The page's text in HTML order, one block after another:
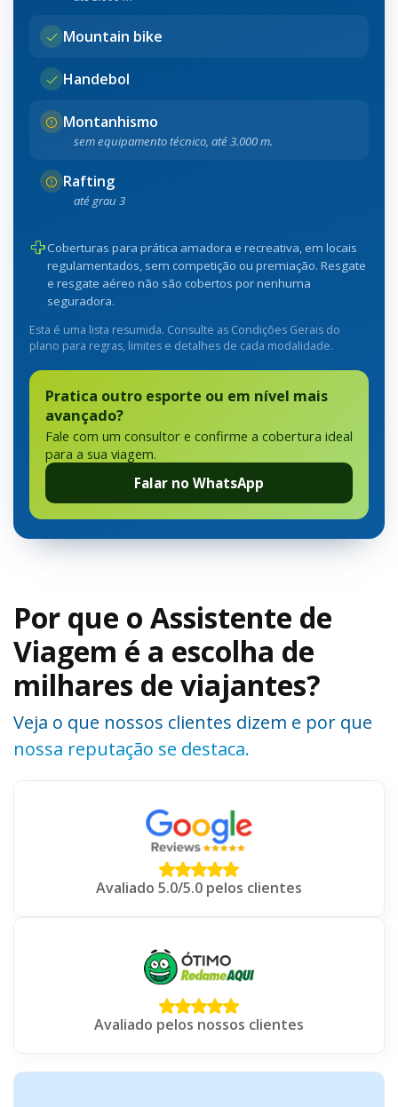
Mountain bike
Handebol
Montanhismo
sem equipamento técnico, até 3.000 m.
Rafting
até grau 3
Coberturas para prática amadora e recreativa, em locais
regulamentados, sem competição ou premiação. Resgate
e resgate aéreo não são cobertos por nenhuma
seguradora.
Esta é uma lista resumida. Consulte as Condições Gerais do
plano para regras, limites e detalhes de cada modalidade.
Pratica outro esporte ou em nível mais
avançado?
Fale com um consultor e confirme a cobertura ideal
para a sua viagem.
Falar no WhatsApp
Por que o Assistente de
Viagem é a escolha de
milhares de viajantes?
Veja o que nossos clientes dizem e por que
nossa reputação se destaca.
Avaliado 5.0/5.0 pelos clientes
Avaliado pelos nossos clientes